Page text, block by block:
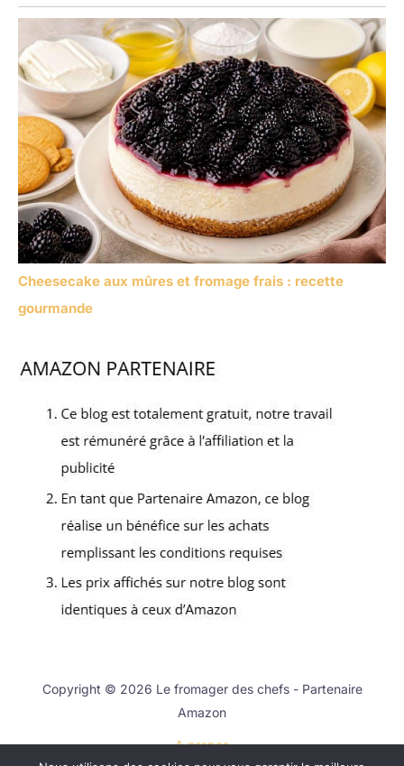
Cheesecake aux mûres et fromage frais : recette
gourmande
Copyright © 2026 Le fromager des chefs - Partenaire
Amazon
A propos